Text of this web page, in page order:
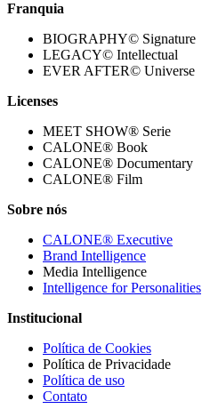
Franquia
BIOGRAPHY© Signature
LEGACY© Intellectual
EVER AFTER© Universe
Licenses
MEET SHOW® Serie
CALONE® Book
CALONE® Documentary
CALONE® Film
Sobre nós
CALONE® Executive
Brand Intelligence
Media Intelligence
Intelligence for Personalities
Institucional
Política de Cookies
Política de Privacidade
Política de uso
Contato